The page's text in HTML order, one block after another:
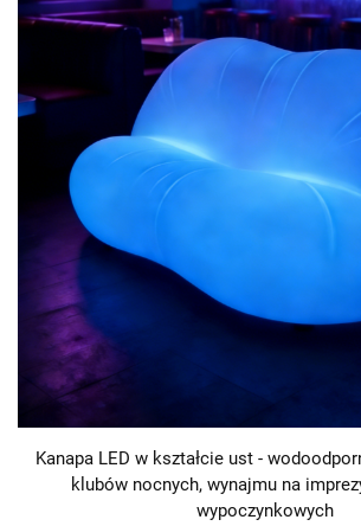
Kanapa LED w kształcie ust -
klubów nocnych, wynajmu na
wypoczynkowych